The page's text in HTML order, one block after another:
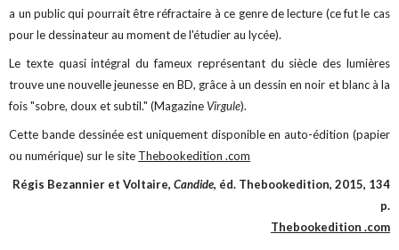
a un public qui pourrait être réfractaire à ce genre de lecture (ce fut le cas
pour le dessinateur au moment de l'étudier au lycée).
Le texte quasi intégral du fameux représentant du siècle des lumières
trouve une nouvelle jeunesse en BD, grâce à un dessin en noir et blanc à la
fois "sobre, doux et subtil." (Magazine Virgule).
Cette bande dessinée est uniquement disponible en auto-édition (papier
ou numérique) sur le site Thebookedition .com
Régis Bezannier et Voltaire, Candide, éd. Thebookedition, 2015, 134
p.
Thebookedition .com